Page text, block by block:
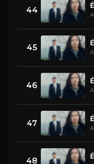
44
45
46
47
48